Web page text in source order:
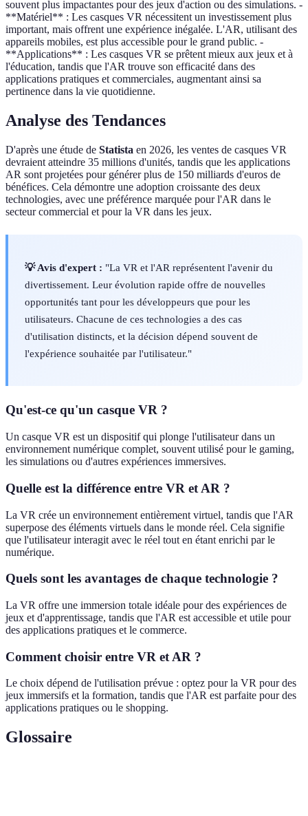
souvent plus impactantes pour des jeux d'action ou des simulations. -
**Matériel** : Les casques VR nécessitent un investissement plus
important, mais offrent une expérience inégalée. L'AR, utilisant des
appareils mobiles, est plus accessible pour le grand public. -
**Applications** : Les casques VR se prêtent mieux aux jeux et à
l'éducation, tandis que l'AR trouve son efficacité dans des
applications pratiques et commerciales, augmentant ainsi sa
pertinence dans la vie quotidienne.
Analyse des Tendances
D'après une étude de Statista en 2026, les ventes de casques VR
devraient atteindre 35 millions d'unités, tandis que les applications
AR sont projetées pour générer plus de 150 milliards d'euros de
bénéfices. Cela démontre une adoption croissante des deux
technologies, avec une préférence marquée pour l'AR dans le
secteur commercial et pour la VR dans les jeux.
💡 Avis d'expert : "La VR et l'AR représentent l'avenir du
divertissement. Leur évolution rapide offre de nouvelles
opportunités tant pour les développeurs que pour les
utilisateurs. Chacune de ces technologies a des cas
d'utilisation distincts, et la décision dépend souvent de
l'expérience souhaitée par l'utilisateur."
Qu'est-ce qu'un casque VR ?
Un casque VR est un dispositif qui plonge l'utilisateur dans un
environnement numérique complet, souvent utilisé pour le gaming,
les simulations ou d'autres expériences immersives.
Quelle est la différence entre VR et AR ?
La VR crée un environnement entièrement virtuel, tandis que l'AR
superpose des éléments virtuels dans le monde réel. Cela signifie
que l'utilisateur interagit avec le réel tout en étant enrichi par le
numérique.
Quels sont les avantages de chaque technologie ?
La VR offre une immersion totale idéale pour des expériences de
jeux et d'apprentissage, tandis que l'AR est accessible et utile pour
des applications pratiques et le commerce.
Comment choisir entre VR et AR ?
Le choix dépend de l'utilisation prévue : optez pour la VR pour des
jeux immersifs et la formation, tandis que l'AR est parfaite pour des
applications pratiques ou le shopping.
Glossaire